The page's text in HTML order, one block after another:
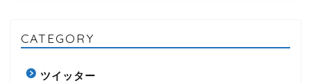
CATEGORY
ツイッター